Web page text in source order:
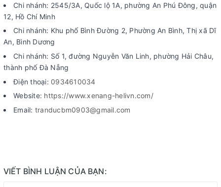
Chi nhánh: 2545/3A, Quốc lộ 1A, phường An Phú Đông, quận
12, Hồ Chí Minh
Chi nhánh: Khu phố Bình Đường 2, Phường An Bình, Thị xã Dĩ
An, Bình Dương
Chi nhánh: Số 1, đường Nguyễn Văn Linh, phường Hải Châu,
thành phố Đà Nẵng
Điện thoại: 0934610034
Website: https://www.xenang-helivn.com/
Email: tranducbm0903@gmail.com
VIẾT BÌNH LUẬN CỦA BẠN: